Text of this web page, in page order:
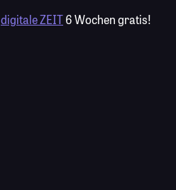
digitale ZEIT6 Wochen gratis!